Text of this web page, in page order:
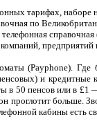
тарифах, наборе
по
предприятий
(Payphone).
и кредитные
в 50 пенсов или в £1
проглотит больше.
кабины есть